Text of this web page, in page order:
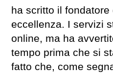
ha scritto il
eccellenza. I servizi
online, ma ha
tempo prima che si
fatto che, come